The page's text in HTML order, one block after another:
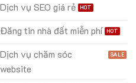
Dịch vụ SEO giá rẻ
Đăng tin nhà đất miễn phí
Dịch vụ chăm sóc
website